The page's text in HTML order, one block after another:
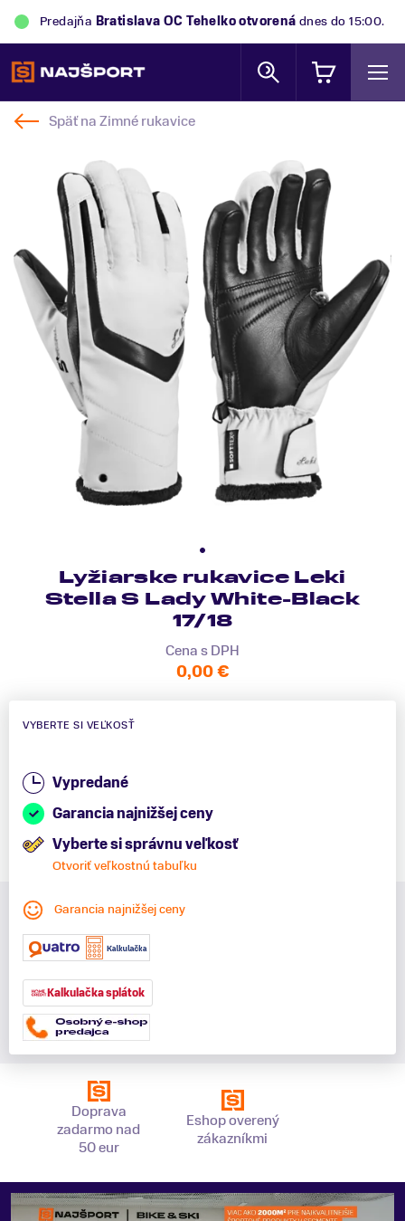
Predajňa Bratislava OC Tehelkootvorená dnes do 15:00.
Späť naZimné rukavice
Lyžiarske rukavice Leki
Stella S Lady White-Black
17/18
Cena s DPH
0,00 €
VYBERTE SI VEĽKOSŤ
Vypredané
Garancia najnižšej ceny
Vyberte si správnu veľkosť
Otvoriť veľkostnú tabuľku
Garancia najnižšej ceny
Kalkulačka splátok
Doprava
zadarmo nad
50 eur
Eshop overený
zákazníkmi